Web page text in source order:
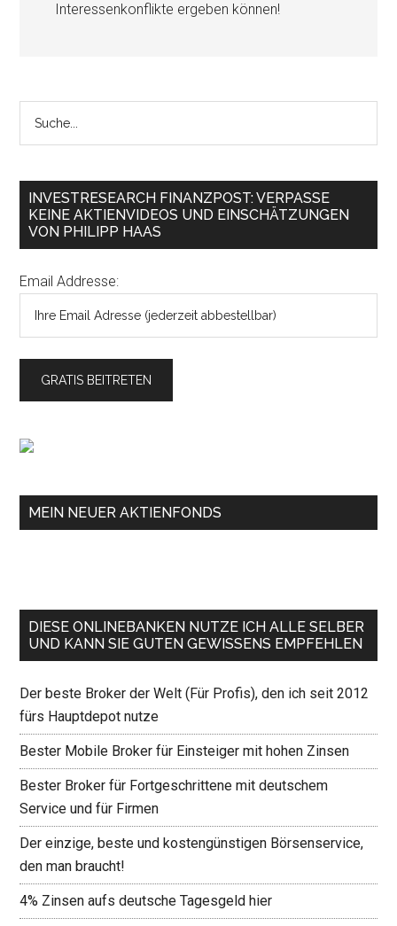
Interessenkonflikte ergeben können!
INVESTRESEARCH FINANZPOST: VERPASSE
KEINE AKTIENVIDEOS UND EINSCHÄTZUNGEN
VON PHILIPP HAAS
Email Addresse:
MEIN NEUER AKTIENFONDS
DIESE ONLINEBANKEN NUTZE ICH ALLE SELBER
UND KANN SIE GUTEN GEWISSENS EMPFEHLEN
Der beste Broker der Welt (Für Profis), den ich seit 2012
fürs Hauptdepot nutze
Bester Mobile Broker für Einsteiger mit hohen Zinsen
Bester Broker für Fortgeschrittene mit deutschem
Service und für Firmen
Der einzige, beste und kostengünstigen Börsenservice,
den man braucht!
4% Zinsen aufs deutsche Tagesgeld hier